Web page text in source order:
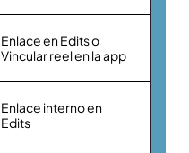
Enlace en Edits o
Vincular reel en la app
Enlace interno en
Edits